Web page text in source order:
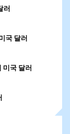
러
국 달러
국 달러